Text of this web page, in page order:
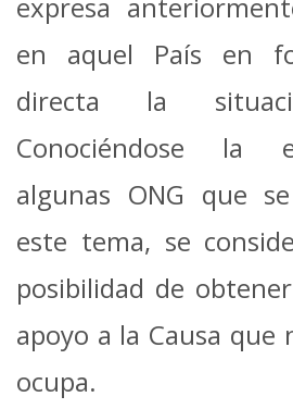
en aquel País en
directa la
Conociéndose la
algunas ONG que
este tema, se
posibilidad de
apoyo a la Causa que
ocupa.